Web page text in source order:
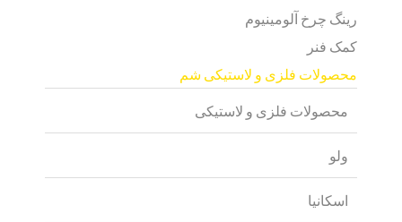
رینگ چرخ آلومینیوم
کمک فنر
محصولات فلزی و لاستیکی شم
محصولات فلزی و لاستیکی
ولو
اسکانیا